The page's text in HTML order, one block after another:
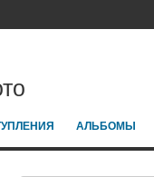
АЛЬБОМЫ